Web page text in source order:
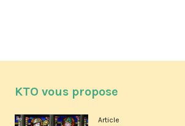
KTO vous propose
Article